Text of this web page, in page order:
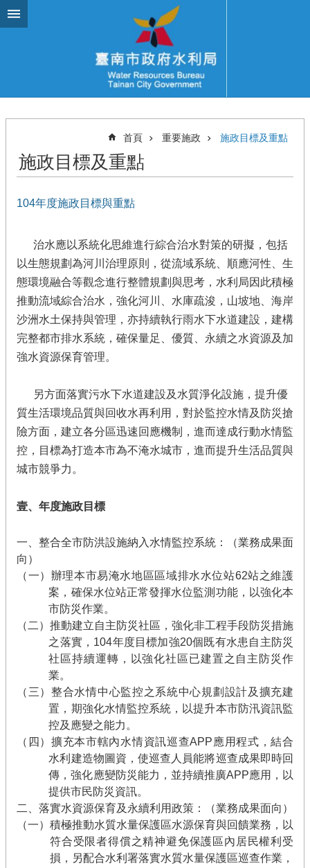
跳到主要內容區塊
首頁 重要施政 施政目標及重點
施政目標及重點
104年度施政目標與重點
治水應以系統化思維進行綜合治水對策的研擬，包括
以生態規劃為河川治理原則，從流域系統、順應河性、生
態環境融合等觀念進行整體規劃與思考，水利局因此積極
推動流域綜合治水，強化河川、水庫疏浚，山坡地、海岸
沙洲水土保持與管理，亦持續執行雨水下水道建設，建構
完整都市排水系統，確保量足、優質、永續之水資源及加
強水資源保育管理。
另方面落實污水下水道建設及水質淨化設施，提升優
質生活環境品質與回收水再利用，對於監控水情及防災搶
險方面，建立各分區迅速回應機制，進而達成行動水情監
控，目標為打造本市為不淹水城市，進而提升生活品質與
城市競爭力。
壹、年度施政目標
一、整合全市防洪設施納入水情監控系統：（業務成果面
向）
（一）辦理本市易淹水地區區域排水水位站62站之維護
案，確保水位站正常發揮水位監測功能，以強化本
市防災作業。
（二）推動建立自主防災社區，強化非工程手段防災措施
之落實，104年度目標加強20個既有水患自主防災
社區持續運轉，以強化社區已建置之自主防災作
業。
（三）整合水情中心監控之系統中心規劃設計及擴充建
置，期強化水情監控系統，以提升本市防汛資訊監
控及應變之能力。
（四）擴充本市轄內水情資訊巡查APP應用程式，結合
水利建造物圖資，使巡查人員能將巡查成果即時回
傳，強化應變防災能力，並持續推廣APP應用，以
提供市民防災資訊。
二、落實水資源保育及永續利用政策：（業務成果面向）
（一）積極推動水質水量保護區水源保育與回饋業務，以
符合受限者得償之精神避免保護區內居民權利受
損，另配合水利署落實水質水量保護區巡查作業，